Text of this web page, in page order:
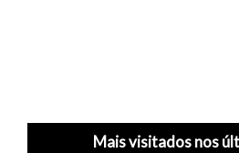
Mais visitados nos